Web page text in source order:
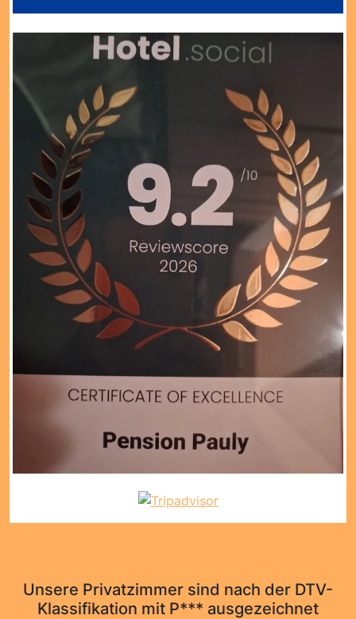
Unsere Privatzimmer sind nach der DTV-
Klassifikation mit P*** ausgezeichnet